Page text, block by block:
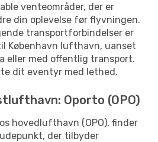
venteområder, der er
din oplevelse før flyvningen.
transportforbindelser er
København lufthavn, uanset
eller med offentlig transport.
dit eventyr med lethed.
Oporto (OPO)
hovedlufthavn (OPO), finder
der tilbyder